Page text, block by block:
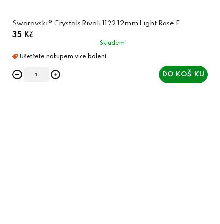
Swarovski® Crystals Rivoli 1122 12mm Light Rose F
35 Kč
Skladem
DO KOŠÍKU